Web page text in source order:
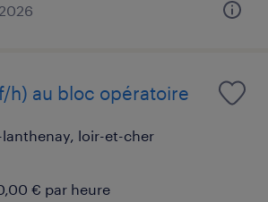
h) au bloc opératoire
loir-et-cher
€ par heure